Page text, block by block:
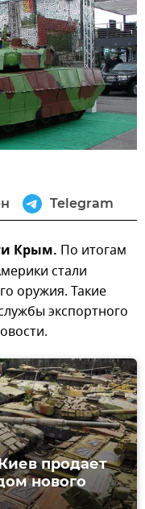
Telegram
Крым. По итогам
стали
оружия. Такие
экспортного
продает
нового